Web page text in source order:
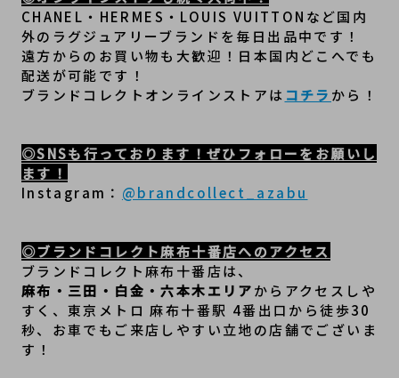
CHANEL・HERMES・LOUIS VUITTONなど国内
外のラグジュアリーブランドを毎日出品中です！
遠方からのお買い物も大歓迎！日本国内どこへでも
配送が可能です！
ブランドコレクトオンラインストアは コチラ から！
◎SNSも行っております！ぜひフォローをお願いし
ます！
Instagram： @brandcollect_azabu
◎ブランドコレクト麻布十番店へのアクセス
ブランドコレクト麻布十番店は、
麻布・三田・白金・六本木エリアからアクセスしや
すく、東京メトロ 麻布十番駅 4番出口から徒歩30
秒、﻿お車でもご来店しやすい立地の店舗でございま
す！